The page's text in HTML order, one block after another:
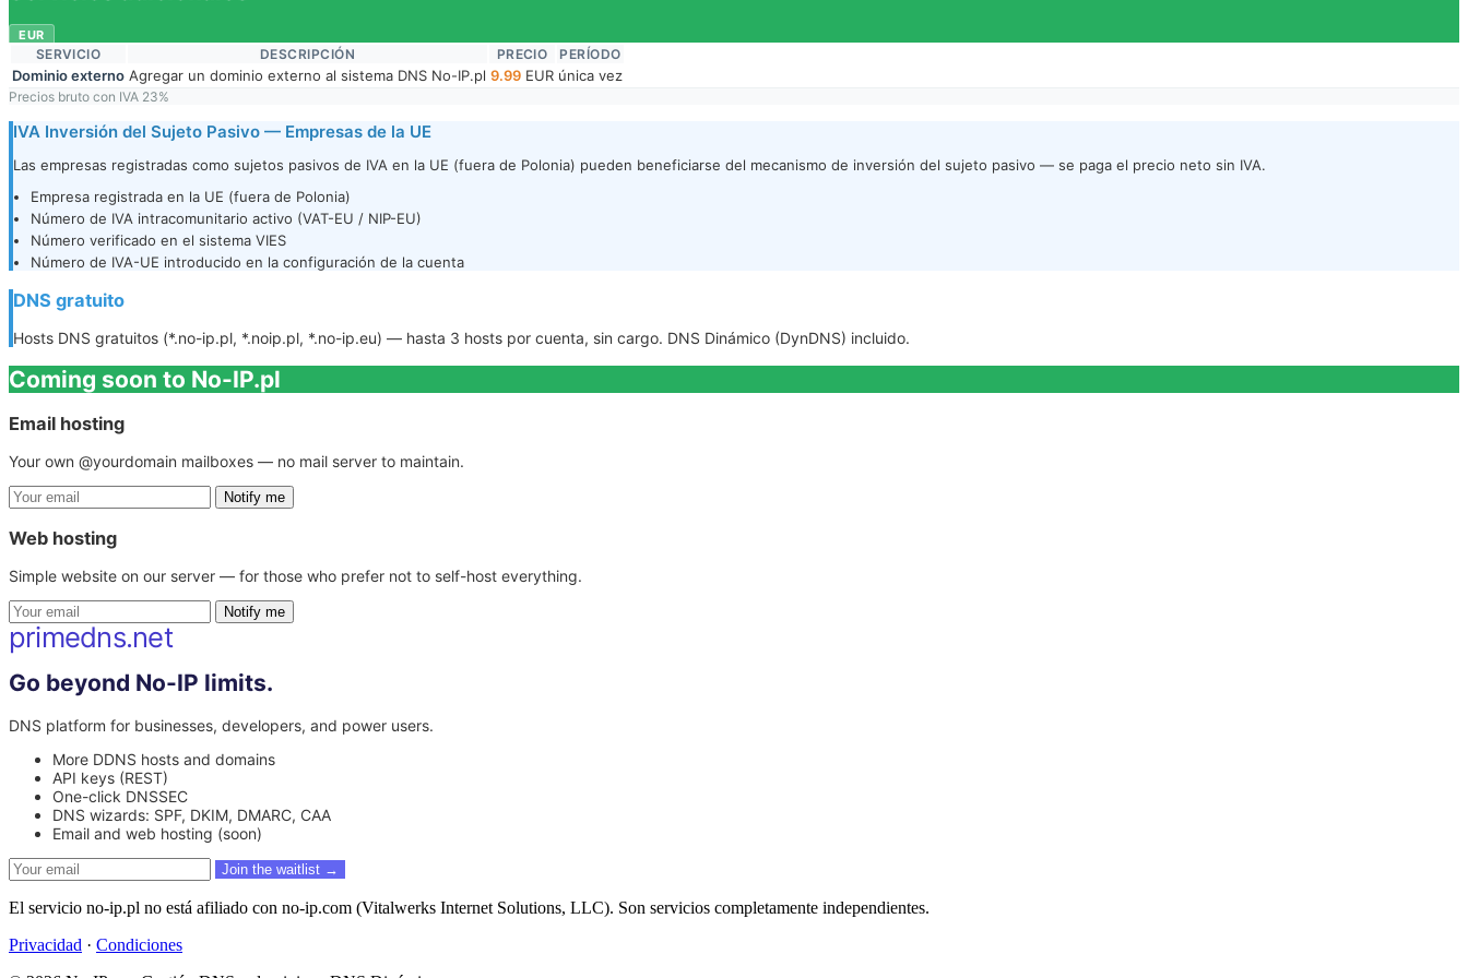
EUR
SERVICIO DESCRIPCIÓN PRECIO PERÍODO
Dominio externo Agregar un dominio externo al sistema DNS No-IP.pl 9.99 EUR única vez
Precios bruto con IVA 23%
IVA Inversión del Sujeto Pasivo — Empresas de la UE
Las empresas registradas como sujetos pasivos de IVA en la UE (fuera de Polonia) pueden beneficiarse del mecanismo de inversión del sujeto pasivo — se paga el precio neto sin IVA.
Empresa registrada en la UE (fuera de Polonia)
Número de IVA intracomunitario activo (VAT-EU / NIP-EU)
Número verificado en el sistema VIES
Número de IVA-UE introducido en la configuración de la cuenta
DNS gratuito
Hosts DNS gratuitos (*.no-ip.pl, *.noip.pl, *.no-ip.eu) — hasta 3 hosts por cuenta, sin cargo. DNS Dinámico (DynDNS) incluido.
Coming soon to No-IP.pl
Email hosting
Your own @yourdomain mailboxes — no mail server to maintain.
Notify me
Web hosting
Simple website on our server — for those who prefer not to self-host everything.
Notify me
primedns.net
Go beyond No-IP limits.
DNS platform for businesses, developers, and power users.
More DDNS hosts and domains
API keys (REST)
One-click DNSSEC
DNS wizards: SPF, DKIM, DMARC, CAA
Email and web hosting (soon)
Join the waitlist →
El servicio no-ip.pl no está afiliado con no-ip.com (Vitalwerks Internet Solutions, LLC). Son servicios completamente independientes.
Privacidad · Condiciones